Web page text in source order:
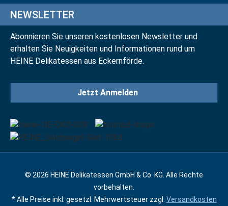
NEWSLETTER
Abonnieren Sie unseren kostenlosen Newsletter und
erhalten Sie Neuigkeiten und Informationen rund um
HEINE Delikatessen aus Eckernförde.
Jetzt Anmelden
© 2026 HEINE Delikatessen GmbH & Co. KG. Alle Rechte
vorbehalten.
* Alle Preise inkl. gesetzl. Mehrwertsteuer zzgl. Versandkosten